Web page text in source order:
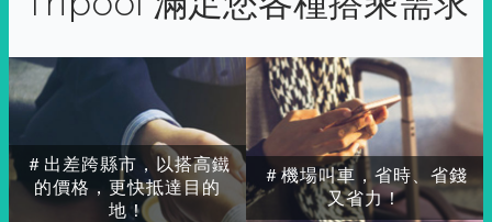
＃出差跨縣市，以搭高鐵
的價格，更快抵達目的
地！
＃機場叫車，省時、省錢
又省力！